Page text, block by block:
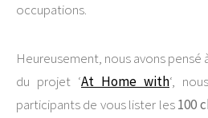
occupations.
Heureusement, nous avons pensé
du projet ‘At Home with‘,
participants de vous lister les100